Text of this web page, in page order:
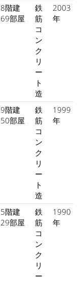
8階建
69部屋
鉄
筋
コ
ン
ク
リ
ー
ト
造
2003
年
9階建
50部屋
鉄
筋
コ
ン
ク
リ
ー
ト
造
1999
年
5階建
29部屋
鉄
筋
コ
ン
ク
リ
ー
1990
年